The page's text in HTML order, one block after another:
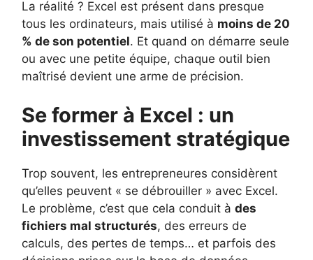
La réalité ? Excel est présent dans presque
tous les ordinateurs, mais utilisé à moins de 20
% de son potentiel. Et quand on démarre seule
ou avec une petite équipe, chaque outil bien
maîtrisé devient une arme de précision.
Se former à Excel : un
investissement stratégique
Trop souvent, les entrepreneures considèrent
qu’elles peuvent « se débrouiller » avec Excel.
Le problème, c’est que cela conduit à des
fichiers mal structurés, des erreurs de
calculs, des pertes de temps… et parfois des